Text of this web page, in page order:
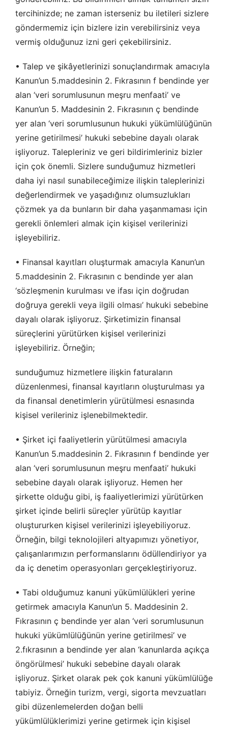
ÇEREZ KULLANIM AYARLARINIZ
tercihinizde; ne zaman isterseniz bu iletileri sizlere
göndermemiz için bizlere izin verebilirsiniz veya
vermiş olduğunuz izni geri çekebilirsiniz.
• Talep ve şikâyetlerinizi sonuçlandırmak amacıyla
Kanun’un 5.maddesinin 2. Fıkrasının f bendinde yer
alan ‘veri sorumlusunun meşru menfaati’ ve
Kanun’un 5. Maddesinin 2. Fıkrasının ç bendinde
yer alan ‘veri sorumlusunun hukuki yükümlülüğünün
yerine getirilmesi’ hukuki sebebine dayalı olarak
işliyoruz. Talepleriniz ve geri bildirimleriniz bizler
için çok önemli. Sizlere sunduğumuz hizmetleri
daha iyi nasıl sunabileceğimize ilişkin taleplerinizi
değerlendirmek ve yaşadığınız olumsuzlukları
çözmek ya da bunların bir daha yaşanmaması için
gerekli önlemleri almak için kişisel verilerinizi
işleyebiliriz.
• Finansal kayıtları oluşturmak amacıyla Kanun’un
5.maddesinin 2. Fıkrasının c bendinde yer alan
‘sözleşmenin kurulması ve ifası için doğrudan
doğruya gerekli veya ilgili olması’ hukuki sebebine
dayalı olarak işliyoruz. Şirketimizin finansal
süreçlerini yürütürken kişisel verilerinizi
işleyebiliriz. Örneğin;
sunduğumuz hizmetlere ilişkin faturaların
düzenlenmesi, finansal kayıtların oluşturulması ya
da finansal denetimlerin yürütülmesi esnasında
kişisel verileriniz işlenebilmektedir.
• Şirket içi faaliyetlerin yürütülmesi amacıyla
Kanun’un 5.maddesinin 2. Fıkrasının f bendinde yer
alan ‘veri sorumlusunun meşru menfaati’ hukuki
sebebine dayalı olarak işliyoruz. Hemen her
şirkette olduğu gibi, iş faaliyetlerimizi yürütürken
şirket içinde belirli süreçler yürütüp kayıtlar
oluştururken kişisel verilerinizi işleyebiliyoruz.
Örneğin, bilgi teknolojileri altyapımızı yönetiyor,
çalışanlarımızın performanslarını ödüllendiriyor ya
da iç denetim operasyonları gerçekleştiriyoruz.
• Tabi olduğumuz kanuni yükümlülükleri yerine
getirmek amacıyla Kanun’un 5. Maddesinin 2.
Fıkrasının ç bendinde yer alan ‘veri sorumlusunun
hukuki yükümlülüğünün yerine getirilmesi’ ve
2.fıkrasının a bendinde yer alan ‘kanunlarda açıkça
öngörülmesi’ hukuki sebebine dayalı olarak
işliyoruz. Şirket olarak pek çok kanuni yükümlülüğe
tabiyiz. Örneğin turizm, vergi, sigorta mevzuatları
gibi düzenlemelerden doğan belli
yükümlülüklerimizi yerine getirmek için kişisel